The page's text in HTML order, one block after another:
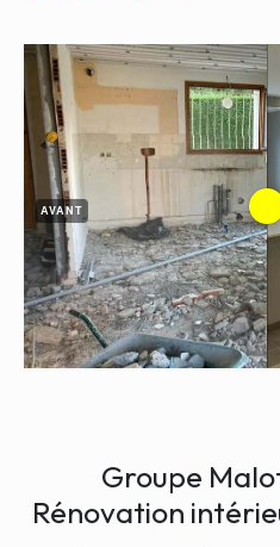
AVANT
Groupe
Rénovation